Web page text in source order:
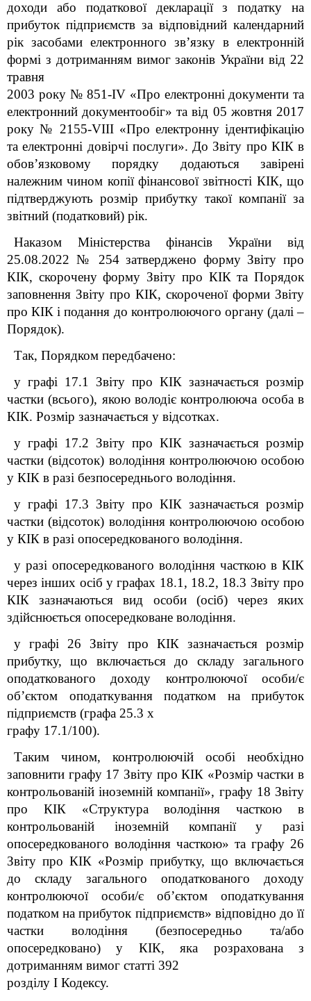
доходи або податкової декларації з податку на
прибуток підприємств за відповідний календарний
рік засобами електронного зв’язку в електронній
формі з дотриманням вимог законів України від 22
травня
2003 року № 851-IV «Про електронні документи та
електронний документообіг» та від 05 жовтня 2017
року № 2155-VIII «Про електронну ідентифікацію
та електронні довірчі послуги». До Звіту про КІК в
обов’язковому порядку додаються завірені
належним чином копії фінансової звітності КІК, що
підтверджують розмір прибутку такої компанії за
звітний (податковий) рік.
Наказом Міністерства фінансів України від
25.08.2022 № 254 затверджено форму Звіту про
КІК, скорочену форму Звіту про КІК та Порядок
заповнення Звіту про КІК, скороченої форми Звіту
про КІК і подання до контролюючого органу (далі –
Порядок).
Так, Порядком передбачено:
у графі 17.1 Звіту про КІК зазначається розмір
частки (всього), якою володіє контролююча особа в
КІК. Розмір зазначається у відсотках.
у графі 17.2 Звіту про КІК зазначається розмір
частки (відсоток) володіння контролюючою особою
у КІК в разі безпосереднього володіння.
у графі 17.3 Звіту про КІК зазначається розмір
частки (відсоток) володіння контролюючою особою
у КІК в разі опосередкованого володіння.
у разі опосередкованого володіння часткою в КІК
через інших осіб у графах 18.1, 18.2, 18.3 Звіту про
КІК зазначаються вид особи (осіб) через яких
здійснюється опосередковане володіння.
у графі 26 Звіту про КІК зазначається розмір
прибутку, що включається до складу загального
оподаткованого доходу контролюючої особи/є
об’єктом оподаткування податком на прибуток
підприємств (графа 25.3 х
графу 17.1/100).
Таким чином, контролюючій особі необхідно
заповнити графу 17 Звіту про КІК «Розмір частки в
контрольованій іноземній компанії», графу 18 Звіту
про КІК «Структура володіння часткою в
контрольованій іноземній компанії у разі
опосередкованого володіння часткою» та графу 26
Звіту про КІК «Розмір прибутку, що включається
до складу загального оподаткованого доходу
контролюючої особи/є об’єктом оподаткування
податком на прибуток підприємств» відповідно до її
частки володіння (безпосередньо та/або
опосередковано) у КІК, яка розрахована з
дотриманням вимог статті 392
розділу І Кодексу.